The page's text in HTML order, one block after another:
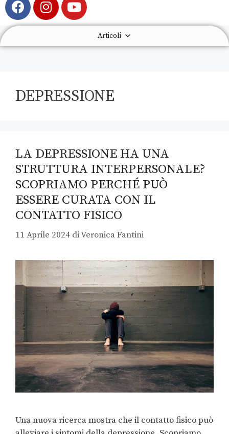
Articoli
DEPRESSIONE
LA DEPRESSIONE HA UNA
STRUTTURA INTERPERSONALE?
SCOPRIAMO PERCHÉ PUÒ
ESSERE CURATA CON IL
CONTATTO FISICO
11 Aprile 2024 diVeronica Fantini
Una nuova ricerca mostra che il contatto fisico può